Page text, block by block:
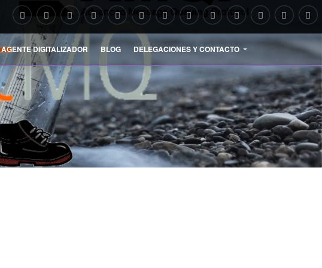
AGENTE DIGITALIZADOR BLOG DELEGACIONES Y CONTACTO